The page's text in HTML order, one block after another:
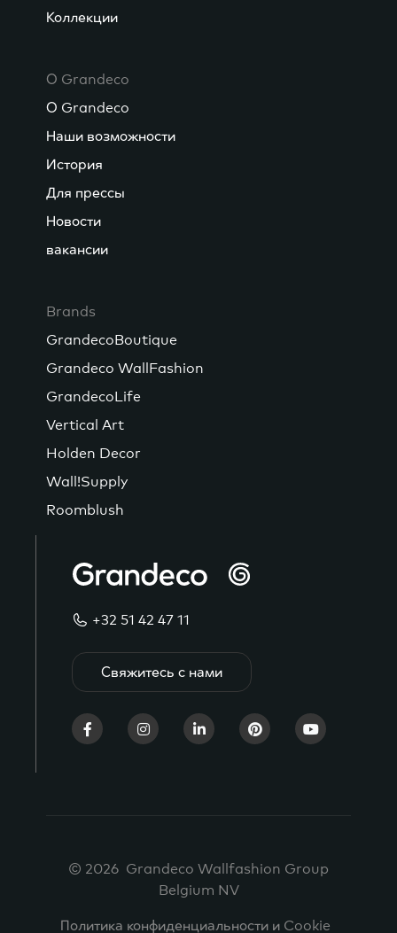
Коллекции
О Grandeco
О Grandeco
Наши возможности
История
Для прессы
Новости
вакансии
Brands
GrandecoBoutique
Grandeco WallFashion
GrandecoLife
Vertical Art
Holden Decor
Wall!Supply
Roomblush
+32 51 42 47 11
Свяжитесь с нами
© 2026 Grandeco Wallfashion Group
Belgium NV
Политика конфиденциальности и Cookie